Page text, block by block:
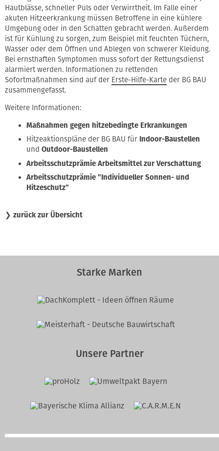
Hautblässe, schneller Puls oder Verwirrtheit. Im Falle einer
akuten Hitzeerkrankung müssen Betroffene in eine kühlere
Umgebung oder in den Schatten gebracht werden. Außerdem
ist für Kühlung zu sorgen, zum Beispiel mit feuchten Tüchern,
Wasser oder dem Öffnen und Ablegen von schwerer Kleidung.
Bei ernsthaften Symptomen muss sofort der Rettungsdienst
alarmiert werden. Informationen zu rettenden
Sofortmaßnahmen sind auf der Erste-Hilfe-Karte der BG BAU
zusammengefasst.
Weitere Informationen:
Maßnahmen gegen hitzebedingte Erkrankungen
Hitzeaktionspläne der BG BAU für Indoor-Baustellen
und Outdoor-Baustellen
Arbeitsschutzprämie Arbeitsmittel zur Verschattung
Arbeitsschutzprämie "Individueller Sonnen- und
Hitzeschutz“
❯ zurück zur Übersicht
Starke Marken
Unsere Partner